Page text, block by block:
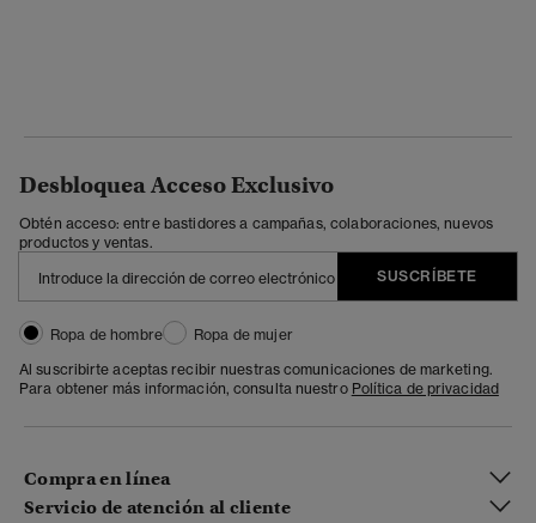
Desbloquea Acceso Exclusivo
Obtén acceso: entre bastidores a campañas, colaboraciones, nuevos
productos y ventas.
SUSCRÍBETE
Ropa de hombre
Ropa de mujer
Al suscribirte aceptas recibir nuestras comunicaciones de marketing.
Para obtener más información, consulta nuestro Política de privacidad
Compra en línea
Servicio de atención al cliente